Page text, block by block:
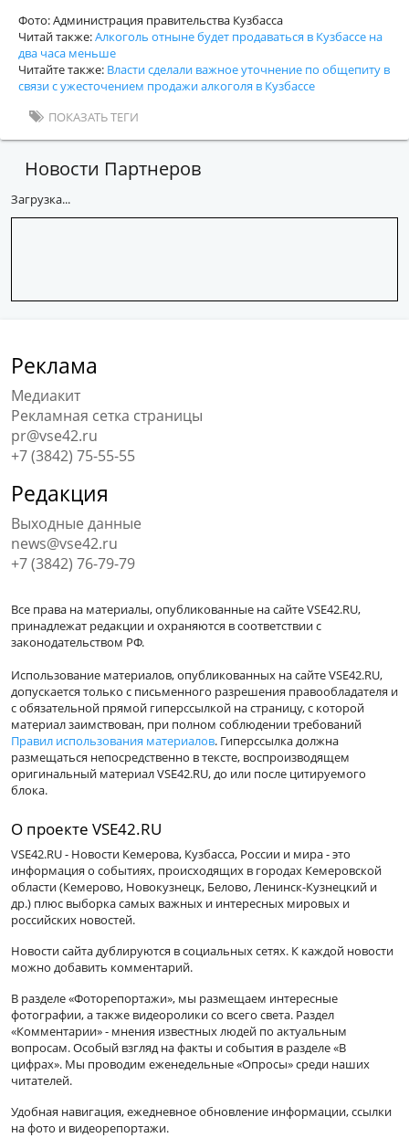
Фото: Администрация правительства Кузбасса
Читай также:Алкоголь отныне будет продаваться в Кузбассе на
два часа меньше
Читайте также: Власти сделали важное уточнение по общепиту в
связи с ужесточением продажи алкоголя в Кузбассе
ПОКАЗАТЬ ТЕГИ
Новости Партнеров
Загрузка...
Реклама
Медиакит
Рекламная сетка страницы
pr@vse42.ru
+7 (3842) 75-55-55
Редакция
Выходные данные
news@vse42.ru
+7 (3842) 76-79-79
Все права на материалы, опубликованные на сайте VSE42.RU,
принадлежат редакции и охраняются в соответствии с
законодательством РФ.
Использование материалов, опубликованных на сайте VSE42.RU,
допускается только с письменного разрешения правообладателя и
с обязательной прямой гиперссылкой на страницу, с которой
материал заимствован, при полном соблюдении требований
Правил использования материалов. Гиперссылка должна
размещаться непосредственно в тексте, воспроизводящем
оригинальный материал VSE42.RU, до или после цитируемого
блока.
О проекте VSE42.RU
VSE42.RU - Новости Кемерова, Кузбасса, России и мира - это
информация о событиях, происходящих в городах Кемеровской
области (Кемерово, Новокузнецк, Белово, Ленинск-Кузнецкий и
др.) плюс выборка самых важных и интересных мировых и
российских новостей.
Новости сайта дублируются в социальных сетях. К каждой новости
можно добавить комментарий.
В разделе «Фоторепортажи», мы размещаем интересные
фотографии, а также видеоролики со всего света. Раздел
«Комментарии» - мнения известных людей по актуальным
вопросам. Особый взгляд на факты и события в разделе «В
цифрах». Мы проводим еженедельные «Опросы» среди наших
читателей.
Удобная навигация, ежедневное обновление информации, ссылки
на фото и видеорепортажи.